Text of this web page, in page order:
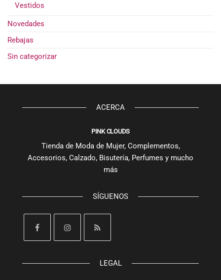
Vestidos
Novedades
Rebajas
Sin categorizar
ACERCA
PINK CLOUDS
Tienda de Moda de Mujer, Complementos,
Accesorios, Calzado, Bisutería, Perfumes y mucho
más
SÍGUENOS
LEGAL